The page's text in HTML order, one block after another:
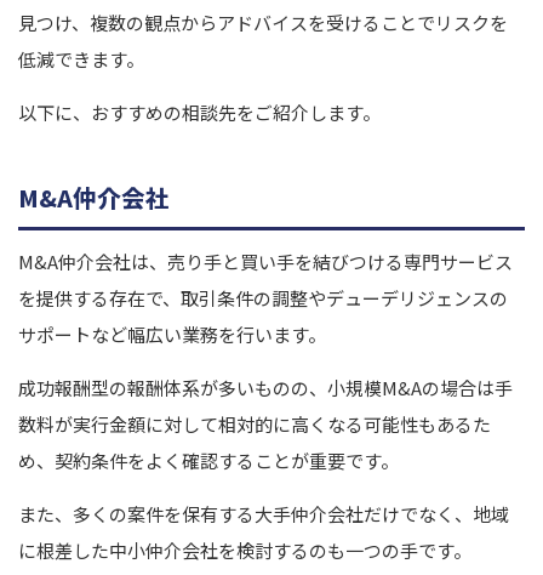
見つけ、複数の観点からアドバイスを受けることでリスクを
低減できます。
以下に、おすすめの相談先をご紹介します。
M&A仲介会社
M&A仲介会社は、売り手と買い手を結びつける専門サービス
を提供する存在で、取引条件の調整やデューデリジェンスの
サポートなど幅広い業務を行います。
成功報酬型の報酬体系が多いものの、小規模M&Aの場合は手
数料が実行金額に対して相対的に高くなる可能性もあるた
め、契約条件をよく確認することが重要です。
また、多くの案件を保有する大手仲介会社だけでなく、地域
に根差した中小仲介会社を検討するのも一つの手です。